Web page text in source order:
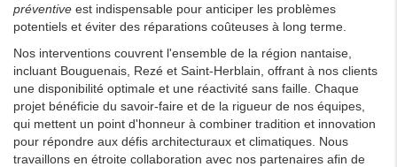
préventive est indispensable pour anticiper les problèmes
potentiels et éviter des réparations coûteuses à long terme.
Nos interventions couvrent l'ensemble de la région nantaise,
incluant Bouguenais, Rezé et Saint-Herblain, offrant à nos clients
une disponibilité optimale et une réactivité sans faille. Chaque
projet bénéficie du savoir-faire et de la rigueur de nos équipes,
qui mettent un point d'honneur à combiner tradition et innovation
pour répondre aux défis architecturaux et climatiques. Nous
travaillons en étroite collaboration avec nos partenaires afin de